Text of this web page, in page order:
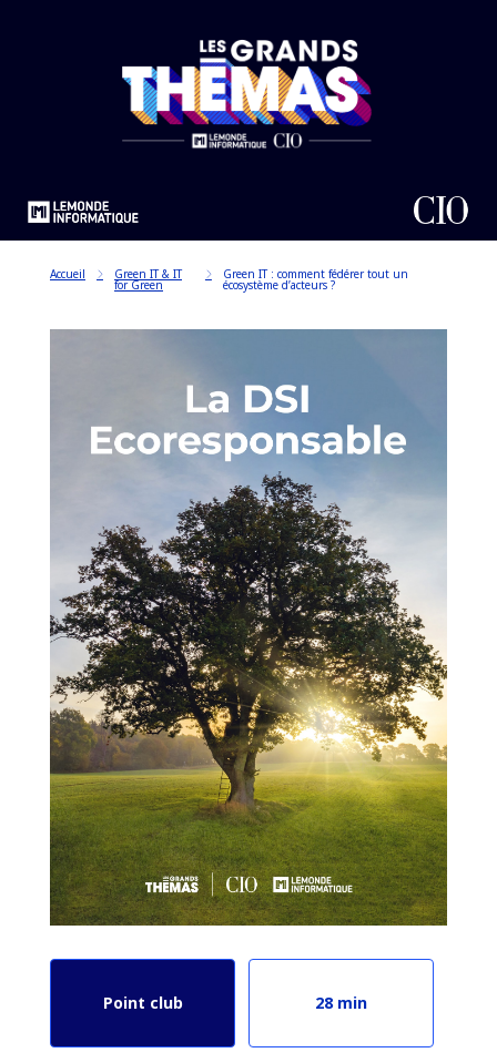
Accueil Green IT & IT
for Green
Green IT : comment fédérer tout un
écosystème d’acteurs ?
Point club 28 min